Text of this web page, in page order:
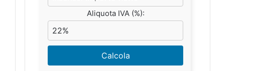
Aliquota IVA (%):
Calcola